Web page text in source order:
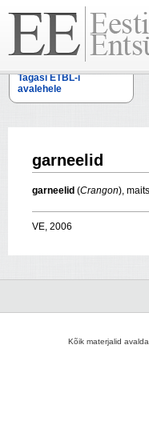
Tagasi ETBL-i
avalehele
garneelid
garneelid (Crangon),
VE, 2006
Kõik materjalid